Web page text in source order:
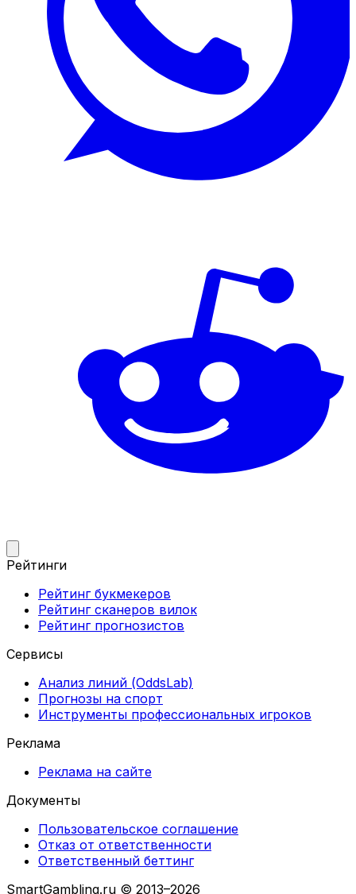
Рейтинги
Рейтинг букмекеров
Рейтинг сканеров вилок
Рейтинг прогнозистов
Сервисы
Анализ линий (OddsLab)
Прогнозы на спорт
Инструменты профессиональных игроков
Реклама
Реклама на сайте
Документы
Пользовательское соглашение
Отказ от ответственности
Ответственный беттинг
SmartGambling.ru © 2013–2026